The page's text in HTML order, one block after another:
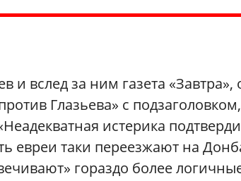
и вслед за ним газета
Глазьева» с
истерика
евреи таки переезжают на
гораздо более